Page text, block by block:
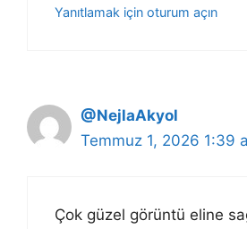
Yanıtlamak için oturum açın
@NejlaAkyol
Temmuz 1, 2026 1:39
Çok güzel görüntü eline